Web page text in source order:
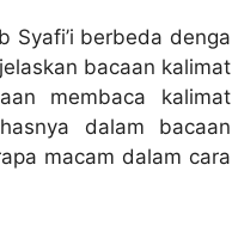
Syafi’i berbeda denga
bacaan kalimat
membaca kalimat
dalam bacaan
macam dalam cara